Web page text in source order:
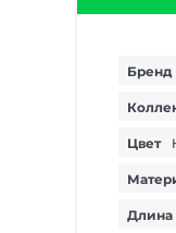
Бренд
Цвет
Длина